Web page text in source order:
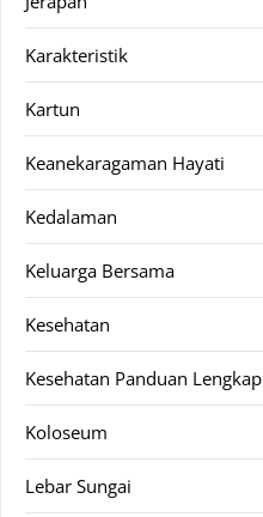
Karakteristik
Kartun
Keanekaragaman Hayati
Kedalaman
Keluarga Bersama
Kesehatan
Kesehatan Panduan Lengkap
Koloseum
Lebar Sungai